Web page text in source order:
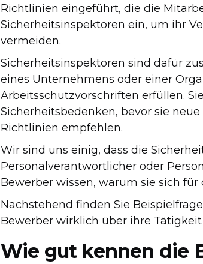
Richtlinien eingeführt, die die
Sicherheitsinspektoren ein, um ihr
vermeiden.
Sicherheitsinspektoren sind dafür
eines Unternehmens oder einer
Arbeitsschutzvorschriften erfüllen.
Sicherheitsbedenken, bevor sie
Richtlinien empfehlen.
Wir sind uns einig, dass die
Personalverantwortlicher oder
Bewerber wissen, warum sie sich für
Nachstehend finden Sie
Bewerber wirklich über ihre
Wie gut kennen die